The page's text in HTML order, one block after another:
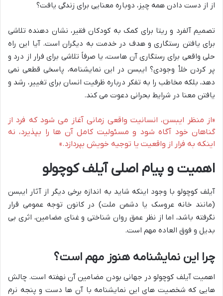
از از دست دادن همه چیز، دوباره معنایی برای زندگی یافت؟
تصمیم آلفرد و ریتا برای کمک به کودکان فقیر، نشان دهنده تلاشی
برای یافتن رستگاری و هدف در خدمت به دیگران است. آیا این راه
حلی واقعی برای رستگاری آن هاست، یا صرفاً تلاشی برای فرار از درد و
پر کردن خلأ وجودی؟ ایبسن در این نمایشنامه، پاسخی قطعی نمی
دهد، بلکه مخاطب را به تفکر درباره ظرفیت انسان برای تغییر، رشد و
یافتن معنا در شرایط بحرانی دعوت می کند.
«از منظر ایبسن، انسانیت واقعی زمانی آغاز می شود که فرد از
گناهان خود آگاه شود و مسئولیت کامل آن ها را بپذیرد، نه
اینکه به فرار از واقعیت یا توجیه خویش بپردازد.»
اهمیت و پیام اصلی آیلف کوچولو
آیلف کوچولو با وجود اینکه شاید به اندازه برخی دیگر از آثار ایبسن
(مانند خانه عروسک یا دشمن ملت) در کانون توجه عمومی قرار
نگرفته باشد، اما از نظر عمق روان شناختی و غنای مضامین، اثری بی
بدیل و فوق العاده مهم است.
چرا این نمایشنامه هنوز مهم است؟
اهمیت آیلف کوچولو در جهانی بودن مضامین آن نهفته است. چالش
هایی که شخصیت های این نمایشنامه با آن ها دست و پنجه نرم